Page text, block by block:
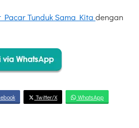
Pacar Tunduk Sama Kita dengan
Twitter/X WhatsApp